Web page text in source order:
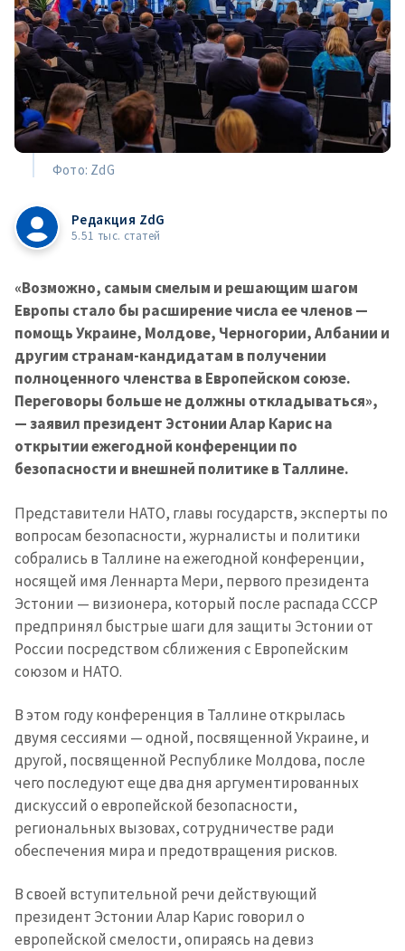
Фото: ZdG
Редакция ZdG
5.51 тыс. статей
«Возможно, самым смелым и решающим шагом
Европы стало бы расширение числа ее членов —
помощь Украине, Молдове, Черногории, Албании и
другим странам-кандидатам в получении
полноценного членства в Европейском союзе.
Переговоры больше не должны откладываться»,
— заявил президент Эстонии Алар Карис на
открытии ежегодной конференции по
безопасности и внешней политике в Таллине.
Представители НАТО, главы государств, эксперты по
вопросам безопасности, журналисты и политики
собрались в Таллине на ежегодной конференции,
носящей имя Леннарта Мери, первого президента
Эстонии — визионера, который после распада СССР
предпринял быстрые шаги для защиты Эстонии от
России посредством сближения с Европейским
союзом и НАТО.
В этом году конференция в Таллине открылась
двумя сессиями — одной, посвященной Украине, и
другой, посвященной Республике Молдова, после
чего последуют еще два дня аргументированных
дискуссий о европейской безопасности,
региональных вызовах, сотрудничестве ради
обеспечения мира и предотвращения рисков.
В своей вступительной речи действующий
президент Эстонии Алар Карис говорил о
европейской смелости, опираясь на девиз